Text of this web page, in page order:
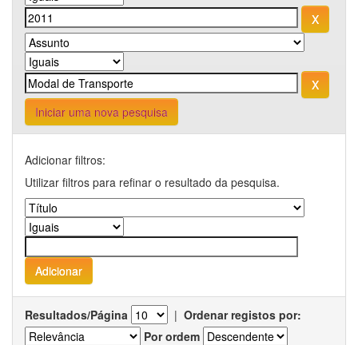
Iniciar uma nova pesquisa
Adicionar filtros:
Utilizar filtros para refinar o resultado da pesquisa.
Resultados/Página | Ordenar registos por:
Por ordem